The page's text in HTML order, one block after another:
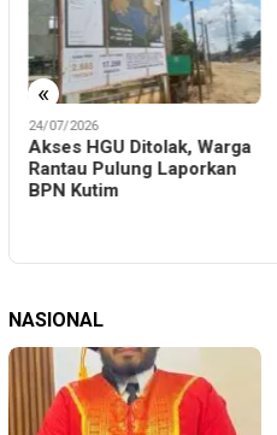
«
24/07/2026
Akses HGU Ditolak, Warga
Rantau Pulung Laporkan
BPN Kutim
NASIONAL